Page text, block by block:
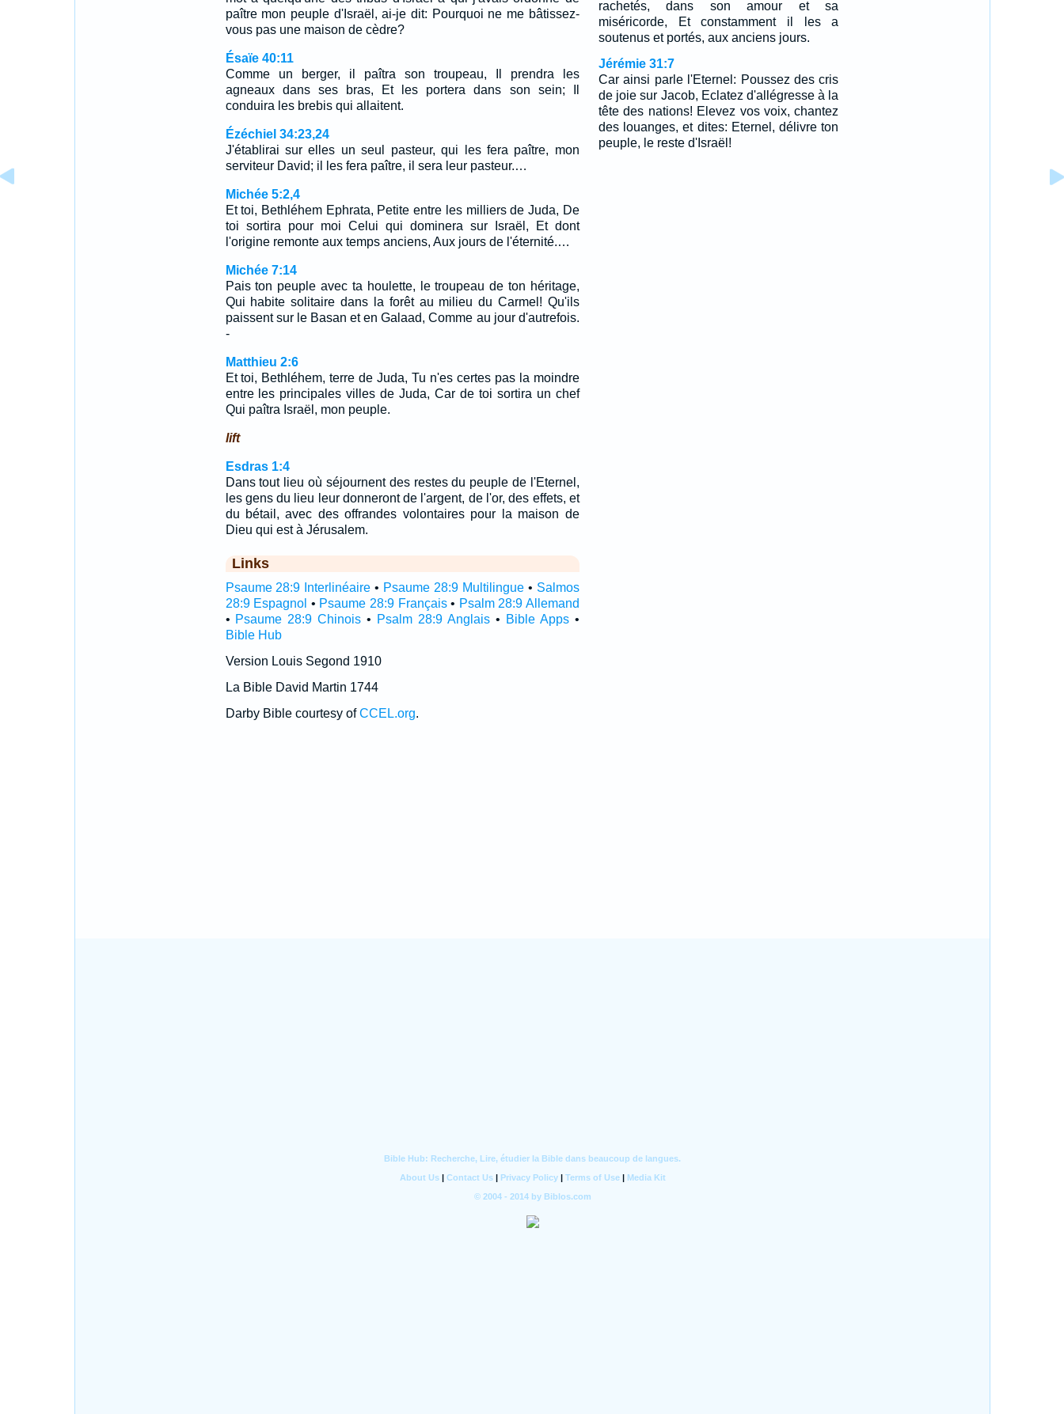
paître mon peuple d'Israël, ai-je dit: Pourquoi ne me bâtissez-
vous pas une maison de cèdre?
Ésaïe 40:11
Comme un berger, il paîtra son troupeau, Il prendra les
agneaux dans ses bras, Et les portera dans son sein; Il
conduira les brebis qui allaitent.
Ézéchiel 34:23,24
J'établirai sur elles un seul pasteur, qui les fera paître, mon
serviteur David; il les fera paître, il sera leur pasteur.…
Michée 5:2,4
Et toi, Bethléhem Ephrata, Petite entre les milliers de Juda, De
toi sortira pour moi Celui qui dominera sur Israël, Et dont
l'origine remonte aux temps anciens, Aux jours de l'éternité.…
Michée 7:14
Pais ton peuple avec ta houlette, le troupeau de ton héritage,
Qui habite solitaire dans la forêt au milieu du Carmel! Qu'ils
paissent sur le Basan et en Galaad, Comme au jour d'autrefois.
-
Matthieu 2:6
Et toi, Bethléhem, terre de Juda, Tu n'es certes pas la moindre
entre les principales villes de Juda, Car de toi sortira un chef
Qui paîtra Israël, mon peuple.
lift
Esdras 1:4
Dans tout lieu où séjournent des restes du peuple de l'Eternel,
les gens du lieu leur donneront de l'argent, de l'or, des effets, et
du bétail, avec des offrandes volontaires pour la maison de
Dieu qui est à Jérusalem.
Links
Psaume 28:9 Interlinéaire • Psaume 28:9 Multilingue • Salmos
28:9 Espagnol • Psaume 28:9 Français• Psalm 28:9 Allemand
• Psaume 28:9 Chinois • Psalm 28:9 Anglais • Bible Apps •
Bible Hub
Version Louis Segond 1910
La Bible David Martin 1744
Darby Bible courtesy ofCCEL.org.
rachetés, dans son amour et sa
miséricorde, Et constamment il les a
soutenus et portés, aux anciens jours.
Jérémie 31:7
Car ainsi parle l'Eternel: Poussez des cris
de joie sur Jacob, Eclatez d'allégresse à la
tête des nations! Elevez vos voix, chantez
des louanges, et dites: Eternel, délivre ton
peuple, le reste d'Israël!